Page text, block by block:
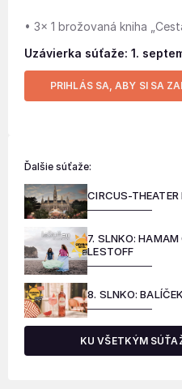
• 3x 1 brožovaná kniha
Uzávierka súťaže: 1.
PRIHLÁS SA, ABY SI SA
Ďalšie súťaže:
CIRCUS-THEATER
7. SLNKO:
LESTOFF
8. SLNKO:
KU VŠETKÝM